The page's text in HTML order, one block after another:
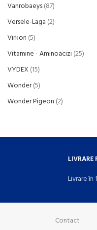
Vanrobaeys 87
Versele-Laga 2
Virkon 5
Vitamine - Aminoacizi 25
VYDEX 15
Wonder 5
Wonder Pigeon 2
LIVRARE
Livrare în
Contact